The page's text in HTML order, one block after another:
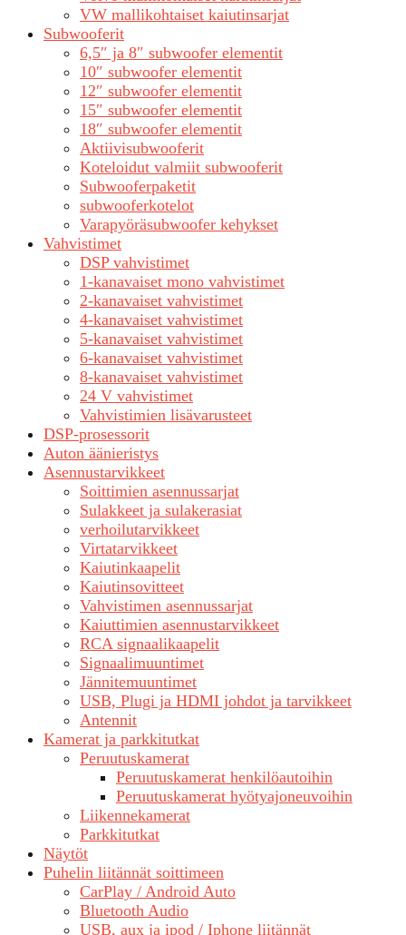
VW mallikohtaiset kaiutinsarjat
Subwooferit
6,5″ ja 8″ subwoofer elementit
10″ subwoofer elementit
12″ subwoofer elementit
15″ subwoofer elementit
18″ subwoofer elementit
Aktiivisubwooferit
Koteloidut valmiit subwooferit
Subwooferpaketit
subwooferkotelot
Varapyöräsubwoofer kehykset
Vahvistimet
DSP vahvistimet
1-kanavaiset mono vahvistimet
2-kanavaiset vahvistimet
4-kanavaiset vahvistimet
5-kanavaiset vahvistimet
6-kanavaiset vahvistimet
8-kanavaiset vahvistimet
24 V vahvistimet
Vahvistimien lisävarusteet
DSP-prosessorit
Auton äänieristys
Asennustarvikkeet
Soittimien asennussarjat
Sulakkeet ja sulakerasiat
verhoilutarvikkeet
Virtatarvikkeet
Kaiutinkaapelit
Kaiutinsovitteet
Vahvistimen asennussarjat
Kaiuttimien asennustarvikkeet
RCA signaalikaapelit
Signaalimuuntimet
Jännitemuuntimet
USB, Plugi ja HDMI johdot ja tarvikkeet
Antennit
Kamerat ja parkkitutkat
Peruutuskamerat
Peruutuskamerat henkilöautoihin
Peruutuskamerat hyötyajoneuvoihin
Liikennekamerat
Parkkitutkat
Näytöt
Puhelin liitännät soittimeen
CarPlay / Android Auto
Bluetooth Audio
USB, aux ja ipod / Iphone liitännät